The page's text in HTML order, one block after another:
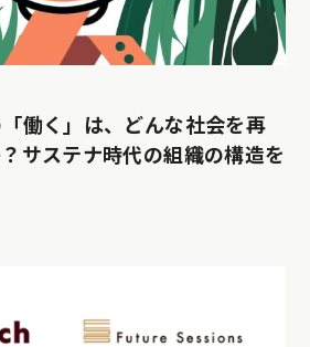
「働く」は、どんな社会を再
サステナ時代の組織の構造を